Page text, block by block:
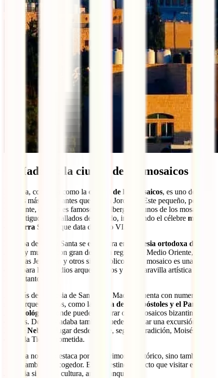
6. Madaba: la ciudad de los mosaicos
Madaba, conocida como la ciudad de los mosaicos, es uno de los
lugares más interesantes que ver en Jordania. Este pequeño, pero
fascinante, destino es famoso por albergar algunos de los mosaicos
más antiguos y detallados del mundo, incluyendo el célebre mapa
de Tierra Santa
, que data del siglo VI.
El mapa de Tierra Santa se encuentra en la
iglesia ortodoxa de San
y muestra con gran detalle la región del Medio Oriente,
incluidas Jerusalén y otros sitios bíblicos. Este mosaico es una pieza
clave para los estudios arqueológicos y una maravilla artística para
los visitantes.
Además de la iglesia de San Jorge, Madaba cuenta con numerosos
sitios arqueológicos, como la
iglesia de los Apóstoles y el Parque
Arqueológico
, donde puedes admirar otros mosaicos bizantinos y
omeyas. Desde Madaba también puedes realizar una excursión al
Monte Nebo
, el lugar desde donde, según la tradición, Moisés
divisó la Tierra Prometida.
Madaba no solo destaca por su patrimonio histórico, sino también
por su ambiente acogedor. Es un destino perfecto que visitar en
Jordania si buscas cultura, arte y tranquilidad.